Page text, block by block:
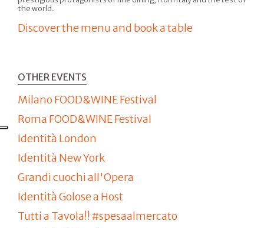
the world.
Discover the menu and book a table
OTHER EVENTS
Milano FOOD&WINE Festival
Roma FOOD&WINE Festival
Identità London
Identità New York
Grandi cuochi all'Opera
Identità Golose a Host
Tutti a Tavola!! #spesaalmercato